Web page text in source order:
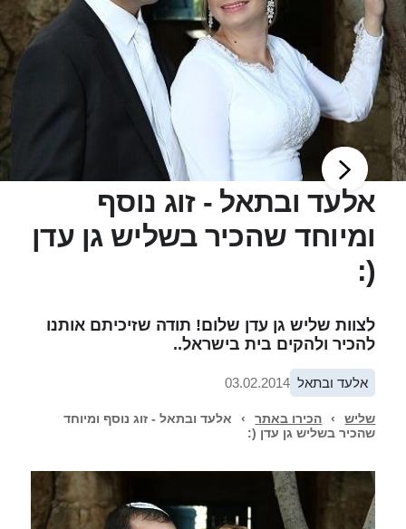
אלעד ובתאל - זוג נוסף
ומיוחד שהכיר בשליש גן עדן
(:
לצוות שליש גן עדן שלום! תודה שזיכיתם אותנו
להכיר ולהקים בית בישראל..
אלעד ובתאל 03.02.2014
שליש › הכירו באתר ›
אלעד ובתאל - זוג נוסף ומיוחד
שהכיר בשליש גן עדן (: